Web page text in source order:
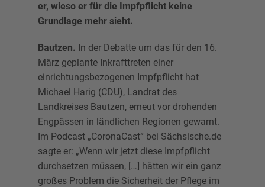
er, wieso er für die Impfpflicht keine
Grundlage mehr sieht.
Bautzen. In der Debatte um das für den 16.
März geplante Inkrafttreten einer
einrichtungsbezogenen Impfpflicht hat
Michael Harig (CDU), Landrat des
Landkreises Bautzen, erneut vor drohenden
Engpässen in ländlichen Regionen gewarnt.
Im Podcast „CoronaCast“ bei Sächsische.de
sagte er: „Wenn wir jetzt diese Impfpflicht
durchsetzen müssen, […] hätten wir ein ganz
großes Problem die Sicherheit der Pflege im